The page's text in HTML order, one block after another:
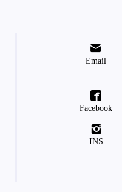

Email

Facebook

INS